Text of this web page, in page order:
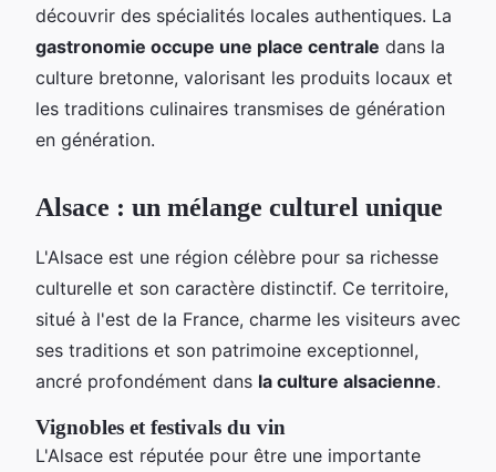
découvrir des spécialités locales authentiques. La
gastronomie occupe une place centrale dans la
culture bretonne, valorisant les produits locaux et
les traditions culinaires transmises de génération
en génération.
Alsace : un mélange culturel unique
L'Alsace est une région célèbre pour sa richesse
culturelle et son caractère distinctif. Ce territoire,
situé à l'est de la France, charme les visiteurs avec
ses traditions et son patrimoine exceptionnel,
ancré profondément dans la culture alsacienne.
Vignobles et festivals du vin
L'Alsace est réputée pour être une importante